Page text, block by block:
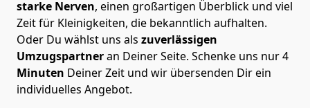
starke Nerven, einen großartigen Überblick und viel
Zeit für Kleinigkeiten, die bekanntlich aufhalten.
Oder Du wählst uns als zuverlässigen
Umzugspartneran Deiner Seite. Schenke uns nur4
Minuten Deiner Zeit und wir übersenden Dir ein
individuelles Angebot.